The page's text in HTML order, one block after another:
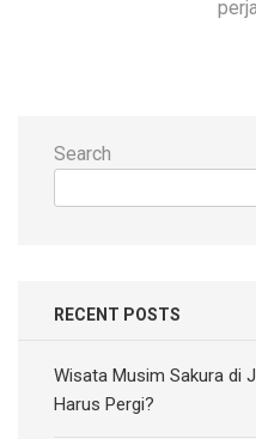
Search
RECENT POSTS
Wisata Musim Sakura di
Harus Pergi?